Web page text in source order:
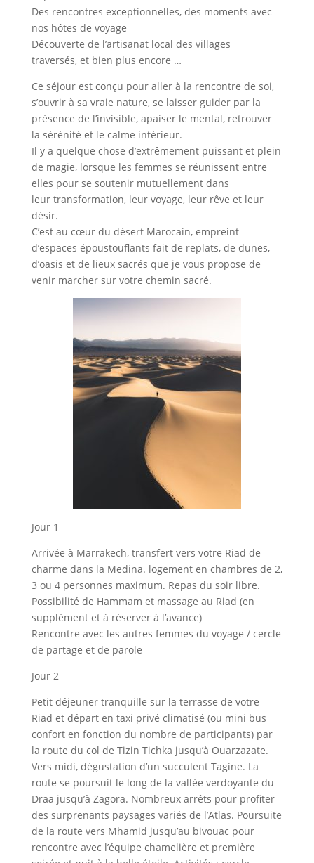
Des rencontres exceptionnelles, des moments avec
nos hôtes de voyage
Découverte de l’artisanat local des villages
traversés, et bien plus encore …
Ce séjour est conçu pour aller à la rencontre de soi,
s’ouvrir à sa vraie nature, se laisser guider par la
présence de l’invisible, apaiser le mental, retrouver
la sérénité et le calme intérieur.
Il y a quelque chose d’extrêmement puissant et plein
de magie, lorsque les femmes se réunissent entre
elles pour se soutenir mutuellement dans
leur transformation, leur voyage, leur rêve et leur
désir.
C’est au cœur du désert Marocain, empreint
d’espaces époustouflants fait de replats, de dunes,
d’oasis et de lieux sacrés que je vous propose de
venir marcher sur votre chemin sacré.
Jour 1
Arrivée à Marrakech, transfert vers votre Riad de
charme dans la Medina. logement en chambres de 2,
3 ou 4 personnes maximum. Repas du soir libre.
Possibilité de Hammam et massage au Riad (en
supplément et à réserver à l’avance)
Rencontre avec les autres femmes du voyage / cercle
de partage et de parole
Jour 2
Petit déjeuner tranquille sur la terrasse de votre
Riad et départ en taxi privé climatisé (ou mini bus
confort en fonction du nombre de participants) par
la route du col de Tizin Tichka jusqu’à Ouarzazate.
Vers midi, dégustation d’un succulent Tagine. La
route se poursuit le long de la vallée verdoyante du
Draa jusqu’à Zagora. Nombreux arrêts pour profiter
des surprenants paysages variés de l’Atlas. Poursuite
de la route vers Mhamid jusqu’au bivouac pour
rencontre avec l’équipe chamelière et première